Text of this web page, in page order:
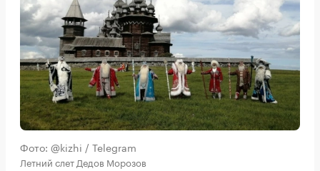
Фото: @kizhi / Telegram
Летний слет Дедов Морозов